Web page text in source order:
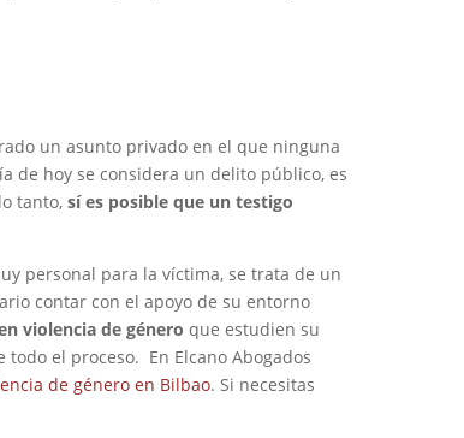
un asunto privado en el que ninguna
de hoy se considera un delito público, es
tanto,sí es posible que un testigo
personal para la víctima, se trata de un
contar con el apoyo de su entorno
violencia de género que estudien su
el proceso. En Elcano Abogados
de género en Bilbao. Si necesitas